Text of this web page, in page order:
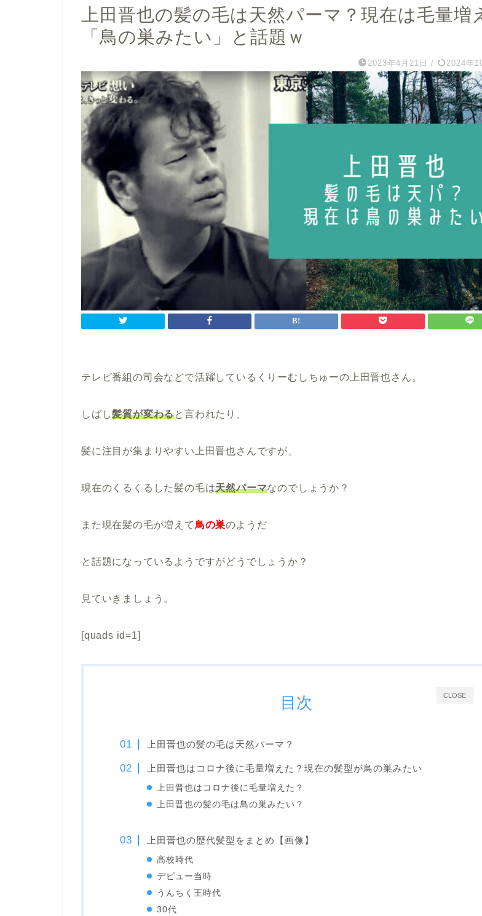
上田晋也の髪の毛は天然パーマ？現在は毛量増
「鳥の巣みたい」と話題ｗ
2023年4月21日 / 2024年
テレビ番組の司会などで活躍しているくりーむしちゅーの上田晋也さん。
しばし髪質が変わると言われたり、
髪に注目が集まりやすい上田晋也さんですが、
現在のくるくるした髪の毛は天然パーマなのでしょうか？
また現在髪の毛が増えて鳥の巣のようだ
と話題になっているようですがどうでしょうか？
見ていきましょう。
[quads id=1]
CLOSE
目次
上田晋也の髪の毛は天然パーマ？
上田晋也はコロナ後に毛量増えた？現在の髪型が鳥の巣みたい
上田晋也はコロナ後に毛量増えた？
上田晋也の髪の毛は鳥の巣みたい？
上田晋也の歴代髪型をまとめ【画像】
高校時代
デビュー当時
うんちく王時代
30代